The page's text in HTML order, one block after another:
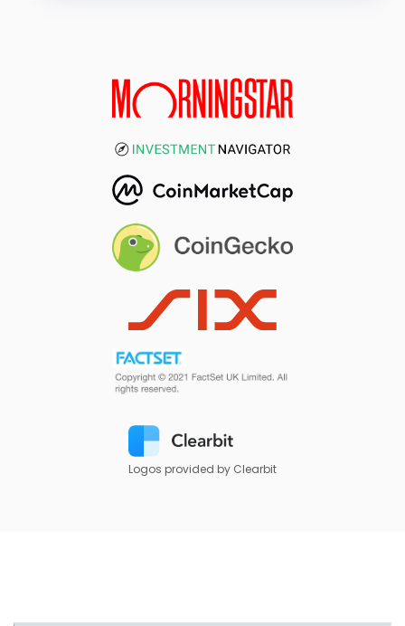
Logos provided by Clearbit